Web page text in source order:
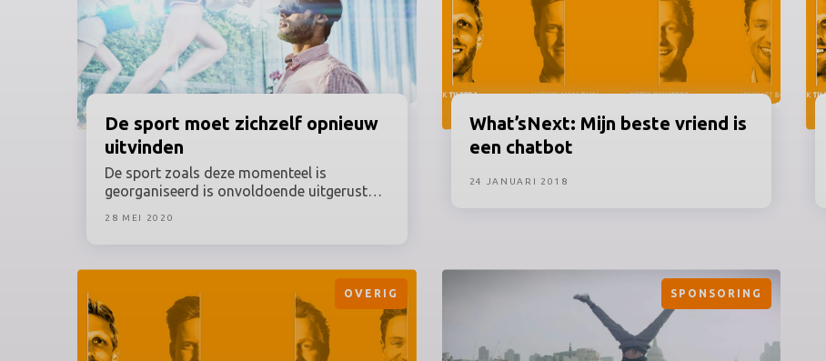
De sport moet zichzelf opnieuw
uitvinden
De sport zoals deze momenteel is
georganiseerd is onvoldoende uitgerust
inkomstenbronnen bij competities, maar
vooral bij evenementen. Dit was een van de
uitkomsten van het webinar Nieuw Licht
van TDE, een ontdekkingsreis naar de
anderhalvemeterwereld van sport en de
28 MEI 2020
What’sNext: Mijn beste vriend is
een chatbot
24 JANUARI 2018
OVERIG SPONSORING